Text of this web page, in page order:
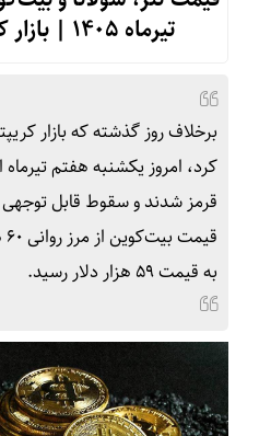
تیرماه ۱۴۰۵ | بازار کریپتو قرمز شد
برخلاف روز گذشته که بازار
کرد، امروز یکشنبه هفتم تیرماه
قرمز شدند و سقوط قابل
به قیمت ۵۹ هزار دلار رسید.